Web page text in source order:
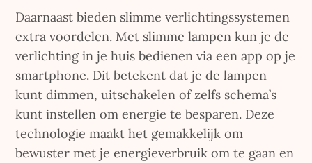
Daarnaast bieden slimme verlichtingssystemen
extra voordelen. Met slimme lampen kun je de
verlichting in je huis bedienen via een app op je
smartphone. Dit betekent dat je de lampen
kunt dimmen, uitschakelen of zelfs schema’s
kunt instellen om energie te besparen. Deze
technologie maakt het gemakkelijk om
bewuster met je energieverbruik om te gaan en